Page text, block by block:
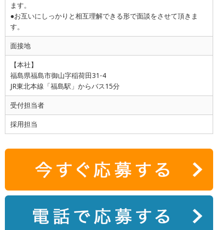
ます。
●お互いにしっかりと相互理解できる形で面談をさせて頂きま
す。
面接地
【本社】
福島県福島市御山字稲荷田31-4
JR東北本線「福島駅」からバス15分
受付担当者
採用担当